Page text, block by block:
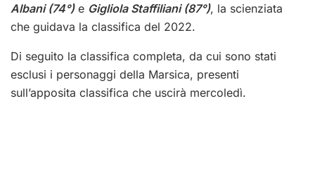
Albani (74°)e Gigliola Staffiliani (87°), la scienziata
che guidava la classifica del 2022.
Di seguito la classifica completa, da cui sono stati
esclusi i personaggi della Marsica, presenti
sull’apposita classifica che uscirà mercoledì.